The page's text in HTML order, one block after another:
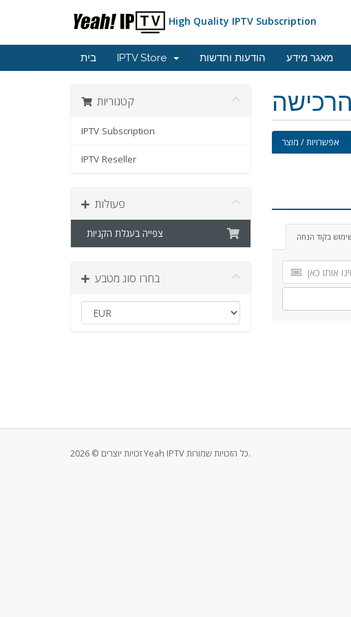
High Quality IPTV Subscription
בית IPTV Store הודעות וחדשות מאגר מידע
קטגוריות
IPTV Subscription
IPTV Reseller
פעולות
צפייה בעגלת הקניות
בחרו סוג מטבע
אפשרויות / מוצר
בקוד הנחה
זכויות יוצרים © 2026 Yeah IPTV כל הזכויות שמורות.